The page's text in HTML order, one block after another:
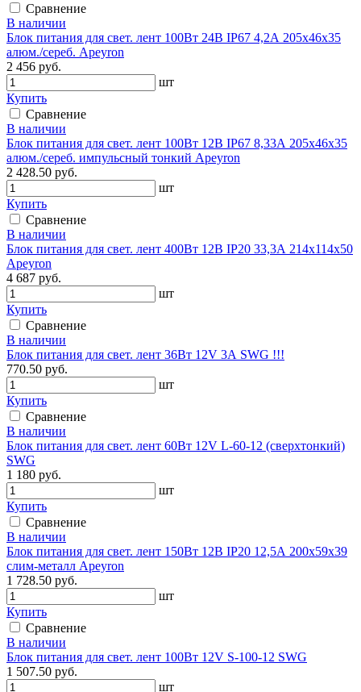
Сравнение
В наличии
Блок питания для свет. лент 100Вт 24В IP67 4,2А 205х46х35
алюм./сереб. Apeyron
2 456 руб.
шт
Купить
Сравнение
В наличии
Блок питания для свет. лент 100Вт 12В IP67 8,33А 205х46х35
алюм./сереб. импульсный тонкий Apeyron
2 428.50 руб.
шт
Купить
Сравнение
В наличии
Блок питания для свет. лент 400Вт 12В IP20 33,3А 214х114х50
Apeyron
4 687 руб.
шт
Купить
Сравнение
В наличии
Блок питания для свет. лент 36Вт 12V 3А SWG !!!
770.50 руб.
шт
Купить
Сравнение
В наличии
Блок питания для свет. лент 60Вт 12V L-60-12 (сверхтонкий)
SWG
1 180 руб.
шт
Купить
Сравнение
В наличии
Блок питания для свет. лент 150Вт 12В IP20 12,5А 200х59х39
слим-металл Apeyron
1 728.50 руб.
шт
Купить
Сравнение
В наличии
Блок питания для свет. лент 100Вт 12V S-100-12 SWG
1 507.50 руб.
шт